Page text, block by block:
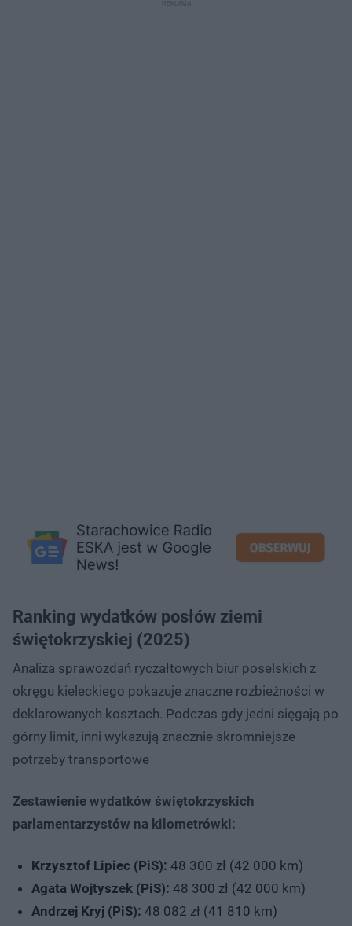
Ranking wydatków posłów ziemi
świętokrzyskiej (2025)
Analiza sprawozdań ryczałtowych biur poselskich z
okręgu kieleckiego pokazuje znaczne rozbieżności w
deklarowanych kosztach. Podczas gdy jedni sięgają po
górny limit, inni wykazują znacznie skromniejsze
potrzeby transportowe
Zestawienie wydatków świętokrzyskich
parlamentarzystów na kilometrówki:
Krzysztof Lipiec (PiS): 48 300 zł (42 000 km)
Agata Wojtyszek (PiS): 48 300 zł (42 000 km)
Andrzej Kryj (PiS): 48 082 zł (41 810 km)